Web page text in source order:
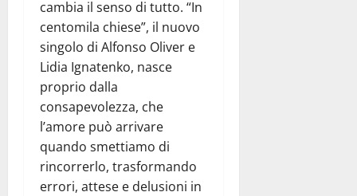
cambia il senso di tutto. “In
centomila chiese”, il nuovo
singolo di Alfonso Oliver e
Lidia Ignatenko, nasce
proprio dalla
consapevolezza, che
l’amore può arrivare
quando smettiamo di
rincorrerlo, trasformando
errori, attese e delusioni in